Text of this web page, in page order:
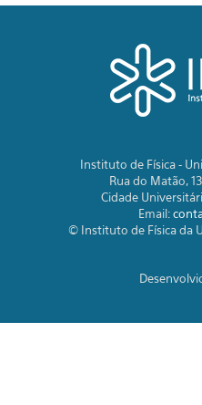
Instituto de Física -
Rua do Matão,
Cidade
Email:
© Instituto de Física da